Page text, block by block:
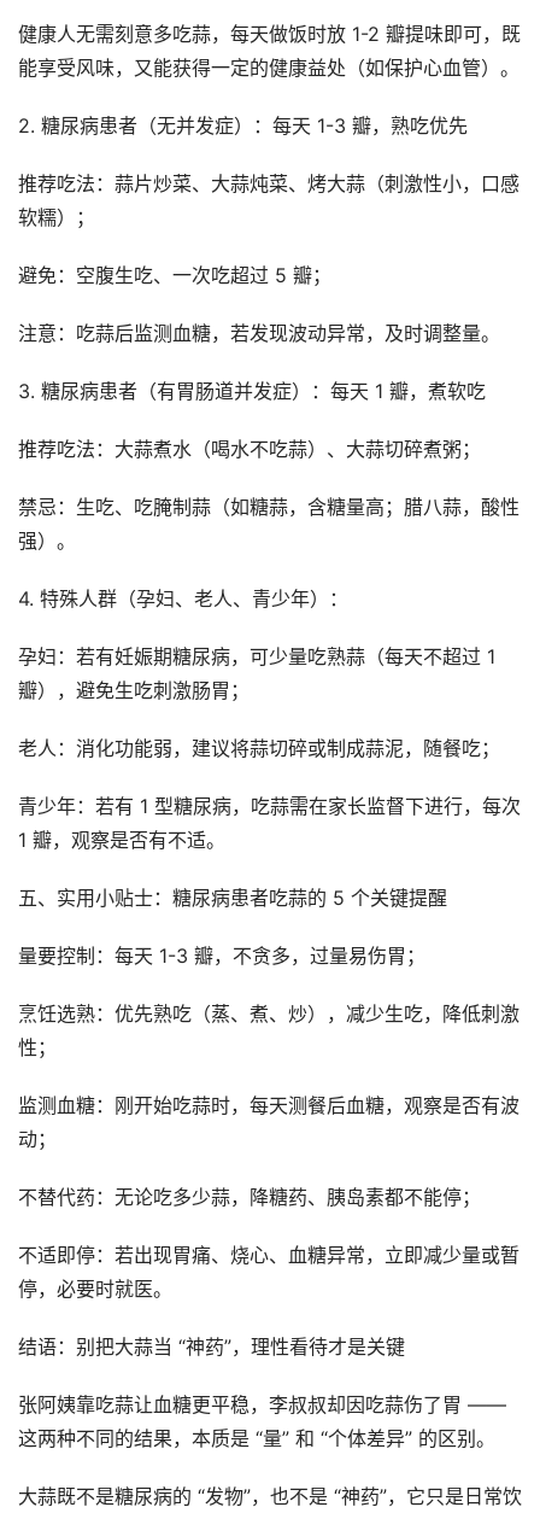
健康人无需刻意多吃蒜，每天做饭时放 1-2 瓣提味即可，既
能享受风味，又能获得一定的健康益处（如保护心血管）。
2. 糖尿病患者（无并发症）：每天 1-3 瓣，熟吃优先
推荐吃法：蒜片炒菜、大蒜炖菜、烤大蒜（刺激性小，口感
软糯）；
避免：空腹生吃、一次吃超过 5 瓣；
注意：吃蒜后监测血糖，若发现波动异常，及时调整量。
3. 糖尿病患者（有胃肠道并发症）：每天 1 瓣，煮软吃
推荐吃法：大蒜煮水（喝水不吃蒜）、大蒜切碎煮粥；
禁忌：生吃、吃腌制蒜（如糖蒜，含糖量高；腊八蒜，酸性
强）。
4. 特殊人群（孕妇、老人、青少年）：
孕妇：若有妊娠期糖尿病，可少量吃熟蒜（每天不超过 1
瓣），避免生吃刺激肠胃；
老人：消化功能弱，建议将蒜切碎或制成蒜泥，随餐吃；
青少年：若有 1 型糖尿病，吃蒜需在家长监督下进行，每次
1 瓣，观察是否有不适。
五、实用小贴士：糖尿病患者吃蒜的 5 个关键提醒
量要控制：每天 1-3 瓣，不贪多，过量易伤胃；
烹饪选熟：优先熟吃（蒸、煮、炒），减少生吃，降低刺激
性；
监测血糖：刚开始吃蒜时，每天测餐后血糖，观察是否有波
动；
不替代药：无论吃多少蒜，降糖药、胰岛素都不能停；
不适即停：若出现胃痛、烧心、血糖异常，立即减少量或暂
停，必要时就医。
结语：别把大蒜当 “神药”，理性看待才是关键
张阿姨靠吃蒜让血糖更平稳，李叔叔却因吃蒜伤了胃 ——
这两种不同的结果，本质是 “量” 和 “个体差异” 的区别。
大蒜既不是糖尿病的 “发物”，也不是 “神药”，它只是日常饮